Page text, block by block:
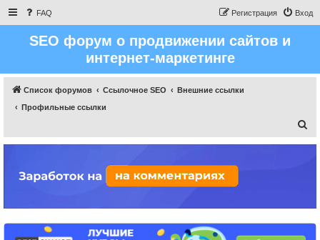
FAQ Вход
Регистрация
SEO форум о продвижении сайтов и
интернет-маркетинге
Список форумов Ссылочное SEO
Внешние ссылки
Профильные ссылки